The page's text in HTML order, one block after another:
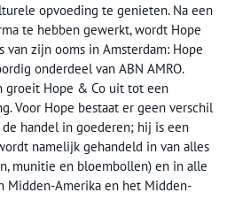
opvoeding te genieten. Na een
te hebben gewerkt, wordt Hope
van zijn ooms in Amsterdam: Hope
onderdeel van ABN AMRO.
groeit Hope & Co uit tot een
Voor Hope bestaat er geen verschil
handel in goederen; hij is een
namelijk gehandeld in van alles
munitie en bloembollen) en in alle
Midden-Amerika en het Midden-